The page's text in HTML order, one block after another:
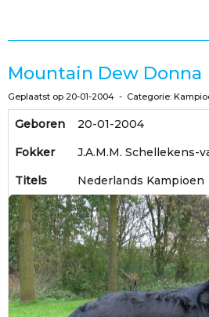
Mountain Dew Donna
Geplaatst op 20-01-2004 - Categorie:
Geboren 20-01-2004
Fokker
J.A.M.M. Schellekens-
Titels
Nederlands Kampioen